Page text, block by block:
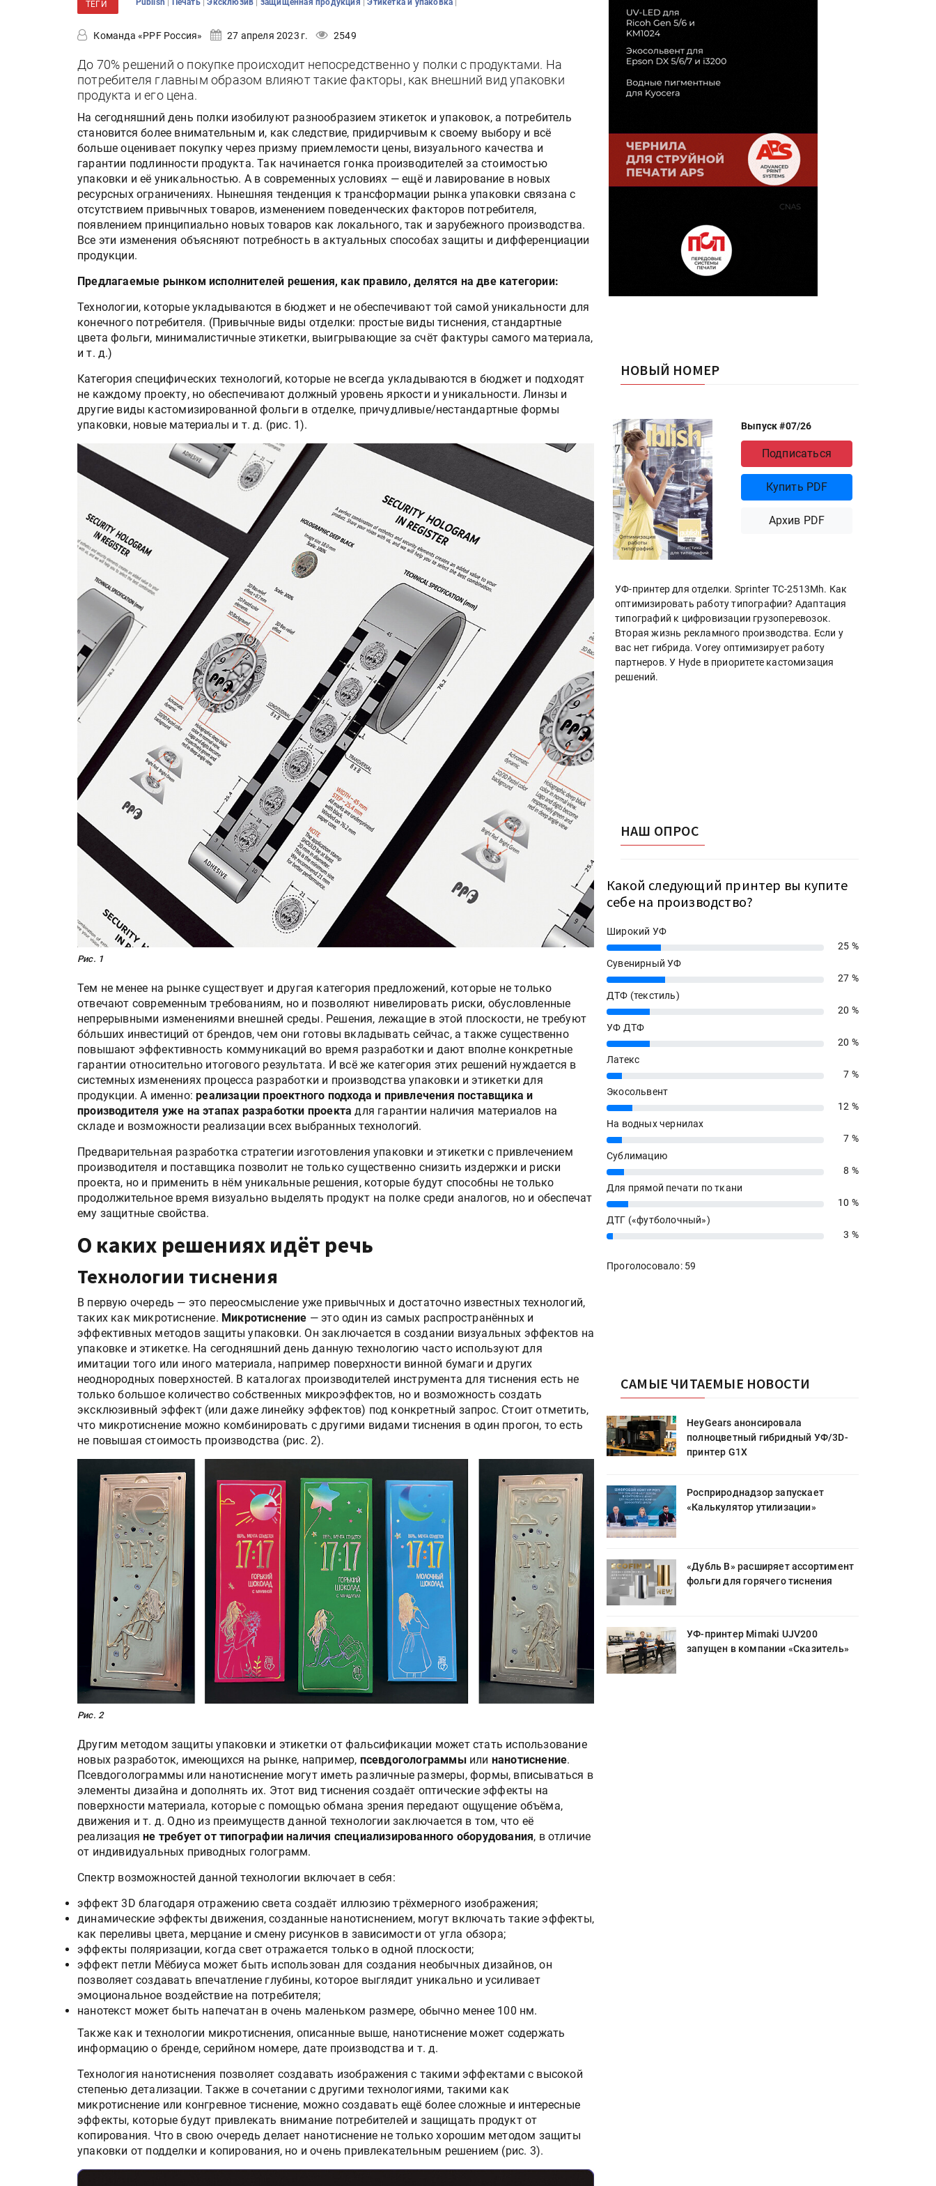
ТЕГИ Publish Печать Эксклюзив защищенная продукция Этикетка и упаковка
Команда «PPF Россия» 27 апреля 2023 г. 2549
До 70% решений о покупке происходит непосредственно у полки с продуктами. На
потребителя главным образом влияют такие факторы, как внешний вид упаковки
продукта и его цена.
На сегодняшний день полки изобилуют разнообразием этикеток и упаковок, а потребитель
становится более внимательным и, как следствие, придирчивым к своему выбору и всё
больше оценивает покупку через призму приемлемости цены, визуального качества и
гарантии подлинности продукта. Так начинается гонка производителей за стоимостью
упаковки и её уникальностью. А в современных условиях — ещё и лавирование в новых
ресурсных ограничениях. Нынешняя тенденция к трансформации рынка упаковки связана с
отсутствием привычных товаров, изменением поведенческих факторов потребителя,
появлением принципиально новых товаров как локального, так и зарубежного производства.
Все эти изменения объясняют потребность в актуальных способах защиты и дифференциации
продукции.
Предлагаемые рынком исполнителей решения, как правило, делятся на две категории:
Технологии, которые укладываются в бюджет и не обеспечивают той самой уникальности для
конечного потребителя. (Привычные виды отделки: простые виды тиснения, стандартные
цвета фольги, минималистичные этикетки, выигрывающие за счёт фактуры самого материала,
и т. д.)
Категория специфических технологий, которые не всегда укладываются в бюджет и подходят
не каждому проекту, но обеспечивают должный уровень яркости и уникальности. Линзы и
другие виды кастомизированной фольги в отделке, причудливые/нестандартные формы
упаковки, новые материалы и т. д. (рис. 1).
Рис. 1
Тем не менее на рынке существует и другая категория предложений, которые не только
отвечают современным требованиям, но и позволяют нивелировать риски, обусловленные
непрерывными изменениями внешней среды. Решения, лежащие в этой плоскости, не требуют
бóльших инвестиций от брендов, чем они готовы вкладывать сейчас, а также существенно
повышают эффективность коммуникаций во время разработки и дают вполне конкретные
гарантии относительно итогового результата. И всё же категория этих решений нуждается в
системных изменениях процесса разработки и производства упаковки и этикетки для
продукции. А именно:реализации проектного подхода и привлечения поставщика и
производителя уже на этапах разработки проекта для гарантии наличия материалов на
складе и возможности реализации всех выбранных технологий.
Предварительная разработка стратегии изготовления упаковки и этикетки с привлечением
производителя и поставщика позволит не только существенно снизить издержки и риски
проекта, но и применить в нём уникальные решения, которые будут способны не только
продолжительное время визуально выделять продукт на полке среди аналогов, но и обеспечат
ему защитные свойства.
О каких решениях идёт речь
Технологии тиснения
В первую очередь — это переосмысление уже привычных и достаточно известных технологий,
таких как микротиснение. Микротиснение — это один из самых распространённых и
эффективных методов защиты упаковки. Он заключается в создании визуальных эффектов на
упаковке и этикетке. На сегодняшний день данную технологию часто используют для
имитации того или иного материала, например поверхности винной бумаги и других
неоднородных поверхностей. В каталогах производителей инструмента для тиснения есть не
только большое количество собственных микроэффектов, но и возможность создать
эксклюзивный эффект (или даже линейку эффектов) под конкретный запрос. Стоит отметить,
что микротиснение можно комбинировать с другими видами тиснения в один прогон, то есть
не повышая стоимость производства (рис. 2).
Рис. 2
Другим методом защиты упаковки и этикетки от фальсификации может стать использование
новых разработок, имеющихся на рынке, например, псевдоголограммыили нанотиснение.
Псевдоголограммы или нанотиснение могут иметь различные размеры, формы, вписываться в
элементы дизайна и дополнять их. Этот вид тиснения создаёт оптические эффекты на
поверхности материала, которые с помощью обмана зрения передают ощущение объёма,
движения и т. д. Одно из преимуществ данной технологии заключается в том, что её
реализацияне требует от типографии наличия специализированного оборудования, в отличие
от индивидуальных приводных голограмм.
Спектр возможностей данной технологии включает в себя:
эффект 3D благодаря отражению света создаёт иллюзию трёхмерного изображения;
динамические эффекты движения, созданные нанотиснением, могут включать такие эффекты,
как переливы цвета, мерцание и смену рисунков в зависимости от угла обзора;
эффекты поляризации, когда свет отражается только в одной плоскости;
эффект петли Мёбиуса может быть использован для создания необычных дизайнов, он
позволяет создавать впечатление глубины, которое выглядит уникально и усиливает
эмоциональное воздействие на потребителя;
нанотекст может быть напечатан в очень маленьком размере, обычно менее 100 нм.
Также как и технологии микротиснения, описанные выше, нанотиснение может содержать
информацию о бренде, серийном номере, дате производства и т. д.
Технология нанотиснения позволяет создавать изображения с такими эффектами с высокой
степенью детализации. Также в сочетании с другими технологиями, такими как
микротиснение или конгревное тиснение, можно создавать ещё более сложные и интересные
эффекты, которые будут привлекать внимание потребителей и защищать продукт от
копирования. Что в свою очередь делает нанотиснение не только хорошим методом защиты
упаковки от подделки и копирования, но и очень привлекательным решением (рис. 3).
НОВЫЙ НОМЕР
Выпуск #07/26
Подписаться
Купить PDF
Архив PDF
УФ-принтер для отделки. Sprinter ТС-2513Mh. Как
оптимизировать работу типографии? Адаптация
типографий к цифровизации грузоперевозок.
Вторая жизнь рекламного производства. Если у
вас нет гибрида. Vorey оптимизирует работу
партнеров. У Hyde в приоритете кастомизация
решений.
НАШ ОПРОС
Какой следующий принтер вы купите
себе на производство?
Широкий УФ
25%
25 %
Сувенирный УФ
27%
27 %
ДТФ (текстиль)
20%
20 %
УФ ДТФ
20%
20 %
Латекс
7%
7 %
Экосольвент
12%
12 %
На водных чернилах
7%
7 %
Сублимацию
8%
8 %
Для прямой печати по ткани
10%
10 %
ДТГ («футболочный»)
3% 3 %
Проголосовало: 59
САМЫЕ ЧИТАЕМЫЕ НОВОСТИ
HeyGears анонсировала
полноцветный гибридный УФ/3D-
Росприроднадзор запускает
«Калькулятор утилизации»
«Дубль В» расширяет ассортимент
фольги для горячего тиснения
УФ-принтер Mimaki UJV200
запущен в компании «Сказитель»
HeyGears анонсировала
Росприроднадзор запускает
«Калькулятор утилизации»
«Дубль В» расширяет ассортимент
фольги для горячего тиснения
УФ-принтер Mimaki UJV200
запущен в компании «Сказитель»
HeyGears анонсировала
полноцветный гибридный УФ/3D-
принтер G1X
Росприроднадзор запускает
«Калькулятор утилизации»
«Дубль В» расширяет ассортимент
фольги для горячего тиснения
УФ-принтер Mimaki UJV200
запущен в компании «Сказитель»